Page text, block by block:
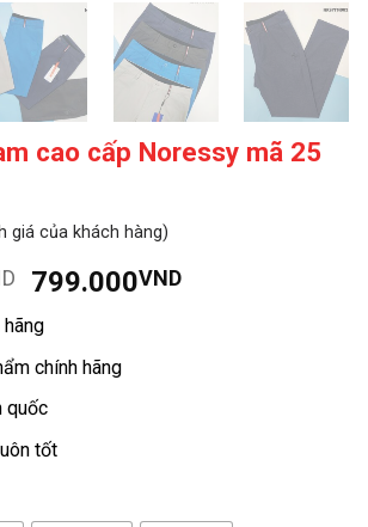
cao cấp Noressy mã 25
giá của khách hàng)
Giá
là:
1.850.000VND.
799.000VNDGiá
hãng
chính hãng
quốc
tốt